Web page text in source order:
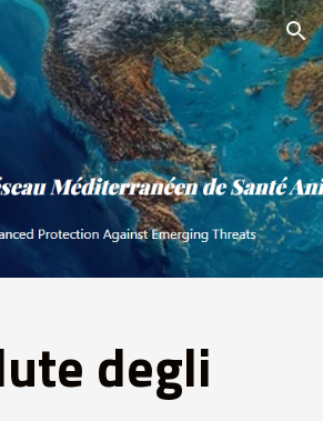
Skip to navigation
degli